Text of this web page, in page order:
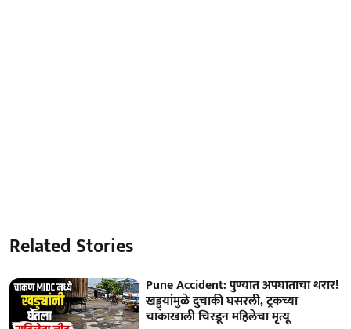
Related Stories
Pune Accident: पुण्यात अपघाताचा थरार!
खड्ड्यांमुळे दुचाकी घसरली, ट्रकच्या
चाकाखाली चिरडून महिलेचा मृत्यू